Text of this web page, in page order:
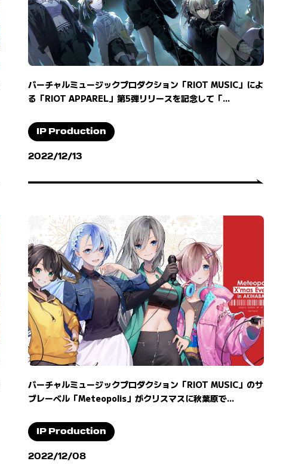
バーチャルミュージックプロダクション「RIOT MUSIC」によ
る「RIOT APPAREL」第5弾リリースを記念して「...
IP Production
2022/12/13
バーチャルミュージックプロダクション「RIOT MUSIC」のサ
ブレーベル「Meteopolis」がクリスマスに秋葉原で...
IP Production
2022/12/08